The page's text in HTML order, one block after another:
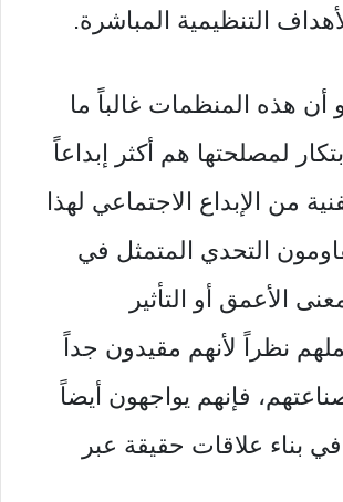
التنظيمية المباشرة.
أن هذه المنظمات غالباً ما
لمصلحتها هم أكثر إبداعاً
من الإبداع الاجتماعي لهذا
التحدي المتمثل في
الأعمق أو التأثير
نظراً لأنهم مقيدون جداً
فإنهم يواجهون أيضاً
بناء علاقات حقيقة عبر